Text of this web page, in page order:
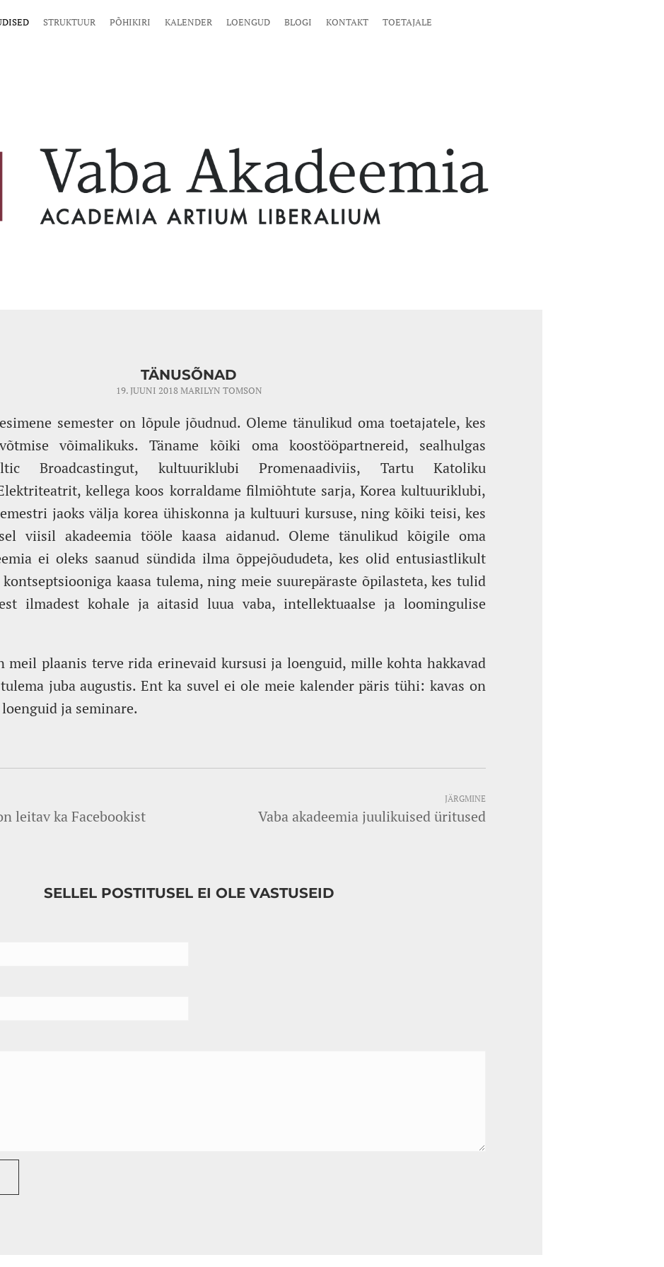
STRUKTUUR PÕHIKIRI KALENDER LOENGUD BLOGI KONTAKT TOETAJALE
TÄNUSÕNAD
19. JUUNI 2018MARILYN TOMSON
semester on lõpule jõudnud. Oleme tänulikud oma toetajatele, kes
võimalikuks. Täname kõiki oma koostööpartnereid, sealhulgas
Broadcastingut, kultuuriklubi Promenaadiviis, Tartu Katoliku
kellega koos korraldame filmiõhtute sarja, Korea kultuuriklubi,
jaoks välja korea ühiskonna ja kultuuri kursuse, ning kõiki teisi, kes
viisil akadeemia tööle kaasa aidanud. Oleme tänulikud kõigile oma
ei oleks saanud sündida ilma õppejõududeta, kes olid entusiastlikult
kaasa tulema, ning meie suurepäraste õpilasteta, kes tulid
ilmadest kohale ja aitasid luua vaba, intellektuaalse ja loomingulise
meil plaanis terve rida erinevaid kursusi ja loenguid, mille kohta hakkavad
juba augustis. Ent ka suvel ei ole meie kalender päris tühi: kavas on
ja seminare.
leitav ka Facebookist
JÄRGMINE
Vaba akadeemia juulikuised üritused
SELLEL POSTITUSEL EI OLE VASTUSEID